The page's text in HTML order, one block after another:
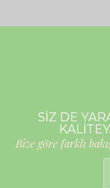
SİZ DE
Bize göre farklı